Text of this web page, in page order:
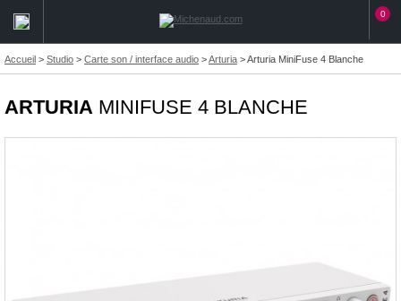
0
Accueil > Studio > Carte son / interface audio >Arturia >Arturia MiniFuse 4 Blanche
ARTURIA MINIFUSE 4 BLANCHE